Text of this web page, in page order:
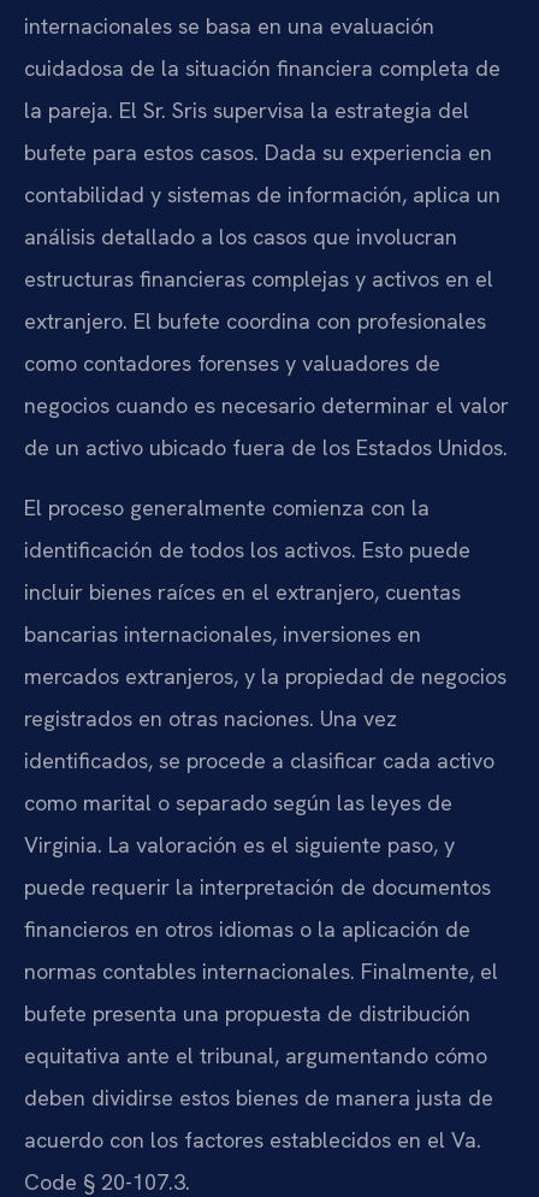
internacionales se basa en una evaluación
cuidadosa de la situación financiera completa de
la pareja. El Sr. Sris supervisa la estrategia del
bufete para estos casos. Dada su experiencia en
contabilidad y sistemas de información, aplica un
análisis detallado a los casos que involucran
estructuras financieras complejas y activos en el
extranjero. El bufete coordina con profesionales
como contadores forenses y valuadores de
negocios cuando es necesario determinar el valor
de un activo ubicado fuera de los Estados Unidos.
El proceso generalmente comienza con la
identificación de todos los activos. Esto puede
incluir bienes raíces en el extranjero, cuentas
bancarias internacionales, inversiones en
mercados extranjeros, y la propiedad de negocios
registrados en otras naciones. Una vez
identificados, se procede a clasificar cada activo
como marital o separado según las leyes de
Virginia. La valoración es el siguiente paso, y
puede requerir la interpretación de documentos
financieros en otros idiomas o la aplicación de
normas contables internacionales. Finalmente, el
bufete presenta una propuesta de distribución
equitativa ante el tribunal, argumentando cómo
deben dividirse estos bienes de manera justa de
acuerdo con los factores establecidos en el Va.
Code § 20-107.3.